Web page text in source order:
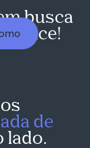
busca
de
lado.